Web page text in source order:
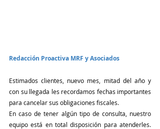
Redacción Proactiva MRF y Asociados
Estimados clientes, nuevo mes, mitad del año y
con su llegada les recordamos fechas importantes
para cancelar sus obligaciones fiscales.
En caso de tener algún tipo de consulta, nuestro
equipo está en total disposición para atenderles.